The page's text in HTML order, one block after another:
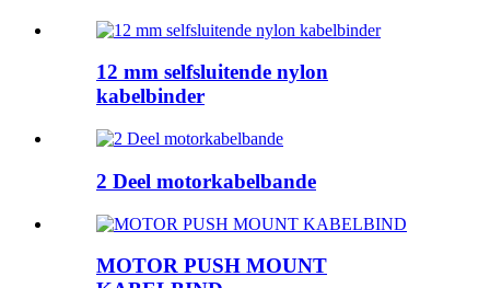
12 mm selfsluitende nylon
kabelbinder
2 Deel motorkabelbande
MOTOR PUSH MOUNT